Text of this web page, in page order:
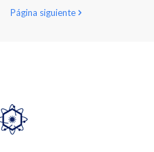
Página siguiente